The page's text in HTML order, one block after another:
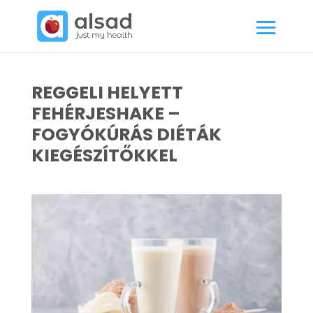
REGGELI HELYETT
FEHÉRJESHAKE –
FOGYÓKÚRÁS DIÉTÁK
KIEGÉSZÍTŐKKEL